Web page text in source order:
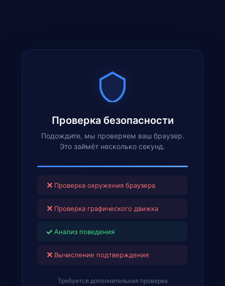
Проверка безопасности
Подождите, мы проверяем ваш браузер.
Это займёт несколько секунд.
✕ Проверка окружения браузера
✕ Проверка графического движка
✓ Анализ поведения
✕ Вычисление подтверждения
Требуется дополнительная проверка